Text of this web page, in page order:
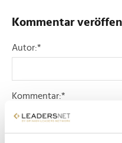
Kommentar
Autor:*
Kommentar:*